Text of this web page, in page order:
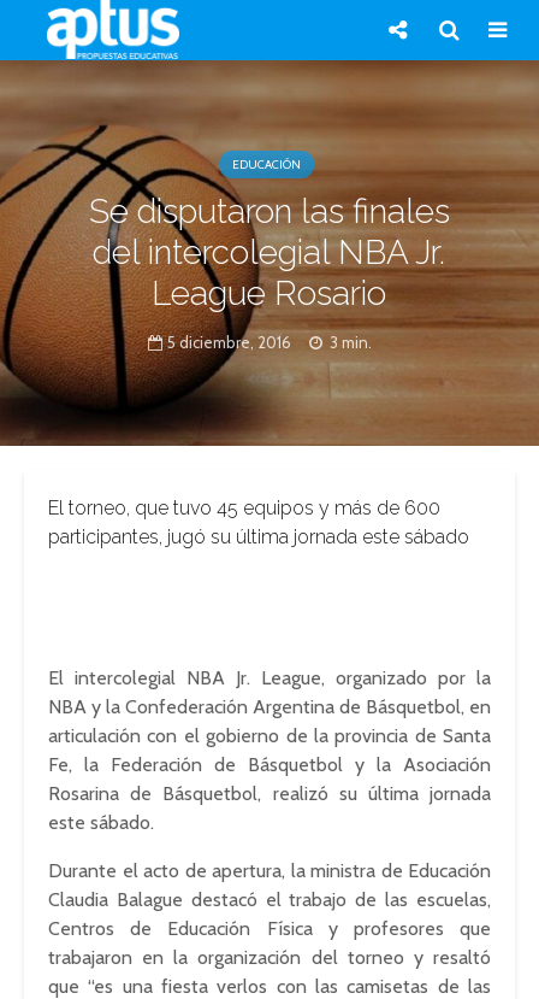
EDUCACIÓN
Se disputaron las finales
del intercolegial NBA Jr.
League Rosario
5 diciembre, 2016 3 min.
El torneo, que tuvo 45 equipos y más de 600
participantes, jugó su última jornada este sábado
El intercolegial NBA Jr. League, organizado por la
NBA y la Confederación Argentina de Básquetbol, en
articulación con el gobierno de la provincia de Santa
Fe, la Federación de Básquetbol y la Asociación
Rosarina de Básquetbol, realizó su última jornada
este sábado.
Durante el acto de apertura, la ministra de Educación
Claudia Balague destacó el trabajo de las escuelas,
Centros de Educación Física y profesores que
trabajaron en la organización del torneo y resaltó
que “es una fiesta verlos con las camisetas de las